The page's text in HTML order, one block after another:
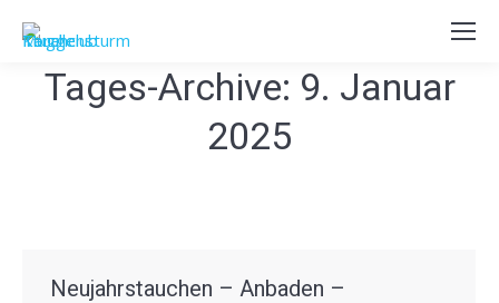
Tages-Archive: 9. Januar
2025
Neujahrstauchen – Anbaden –